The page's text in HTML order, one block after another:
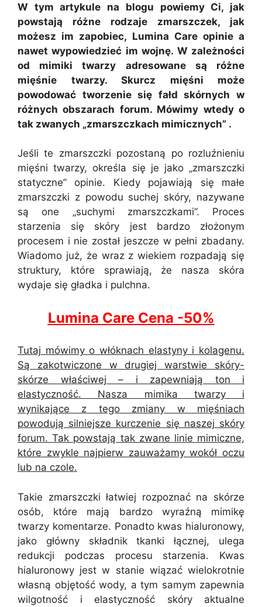
W tym artykule na blogu powiemy Ci, jak
powstają różne rodzaje zmarszczek, jak
możesz im zapobiec, Lumina Care opinie a
nawet wypowiedzieć im wojnę. W zależności
od mimiki twarzy adresowane są różne
mięśnie twarzy. Skurcz mięśni może
powodować tworzenie się fałd skórnych w
różnych obszarach forum. Mówimy wtedy o
tak zwanych „zmarszczkach mimicznych” .
Jeśli te zmarszczki pozostaną po rozluźnieniu
mięśni twarzy, określa się je jako „zmarszczki
statyczne” opinie. Kiedy pojawiają się małe
zmarszczki z powodu suchej skóry, nazywane
są one „suchymi zmarszczkami”. Proces
starzenia się skóry jest bardzo złożonym
procesem i nie został jeszcze w pełni zbadany.
Wiadomo już, że wraz z wiekiem rozpadają się
struktury, które sprawiają, że nasza skóra
wydaje się gładka i pulchna.
Lumina Care Cena -50%
Tutaj mówimy o włóknach elastyny i kolagenu.
Są zakotwiczone w drugiej warstwie skóry-
skórze właściwej – i zapewniają ton i
elastyczność. Nasza mimika twarzy i
wynikające z tego zmiany w mięśniach
powodują silniejsze kurczenie się naszej skóry
forum. Tak powstają tak zwane linie mimiczne,
które zwykle najpierw zauważamy wokół oczu
lub na czole.
Takie zmarszczki łatwiej rozpoznać na skórze
osób, które mają bardzo wyraźną mimikę
twarzy komentarze. Ponadto kwas hialuronowy,
jako główny składnik tkanki łącznej, ulega
redukcji podczas procesu starzenia. Kwas
hialuronowy jest w stanie wiązać wielokrotnie
własną objętość wody, a tym samym zapewnia
wilgotność i elastyczność skóry aktualne